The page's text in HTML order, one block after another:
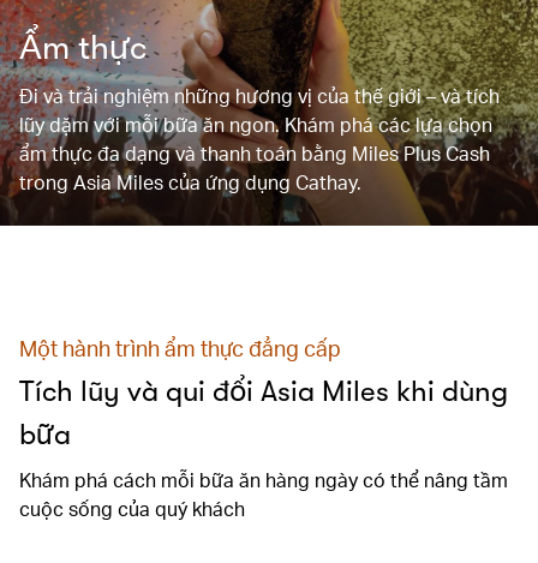
Ẩm thực
Đi và trải nghiệm những hương vị của thế giới – và tích
lũy dặm với mỗi bữa ăn ngon. Khám phá các lựa chọn
ẩm thực đa dạng và thanh toán bằng Miles Plus Cash
trong Asia Miles của ứng dụng Cathay.
Một hành trình ẩm thực đẳng cấp
Tích lũy và qui đổi Asia Miles khi dùng
bữa
Khám phá cách mỗi bữa ăn hàng ngày có thể nâng tầm
cuộc sống của quý khách